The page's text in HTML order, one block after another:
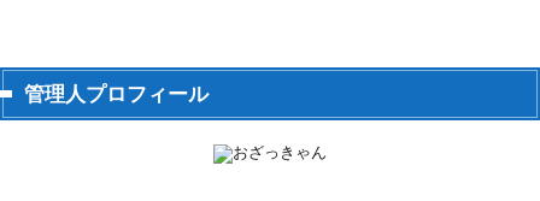
管理人プロフィール